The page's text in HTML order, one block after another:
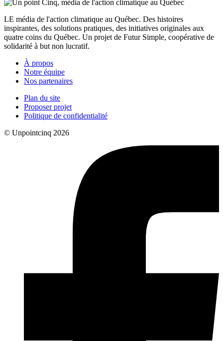
LE média de l'action climatique au Québec. Des histoires
inspirantes, des solutions pratiques, des initiatives originales aux
quatre coins du Québec. Un projet de Futur Simple, coopérative de
solidarité à but non lucratif.
À propos
Notre équipe
Nos partenaires
Plan du site
Proposer projet
Politique de confidentialité
© Unpointcinq 2026